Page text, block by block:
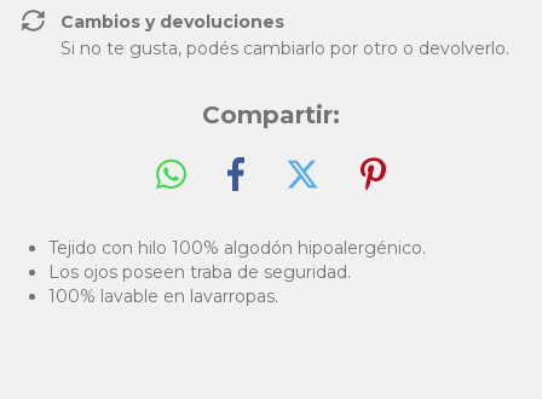
Cambios y devoluciones
Si no te gusta, podés cambiarlo por otro o devolverlo.
Compartir:
Tejido con hilo 100% algodón hipoalergénico.
Los ojos poseen traba de seguridad.
100% lavable en lavarropas.